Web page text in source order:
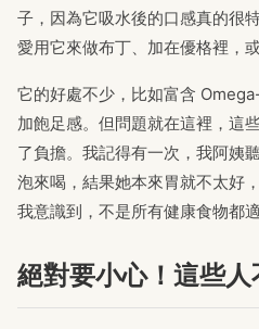
子，因為它吸水後的口感真的很
愛用它來做布丁、加在優格裡，
它的好處不少，比如富含
加飽足感。但問題就在這裡，這
了負擔。我記得有一次，我阿姨
泡來喝，結果她本來胃就不太好
我意識到，不是所有健康食物都適
絕對要小心！這些